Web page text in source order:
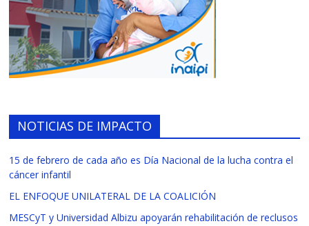
NOTICIAS DE IMPACTO
15 de febrero de cada año es Día Nacional de la lucha contra el
cáncer infantil
EL ENFOQUE UNILATERAL DE LA COALICIÓN
MESCyT y Universidad Albizu apoyarán rehabilitación de reclusos